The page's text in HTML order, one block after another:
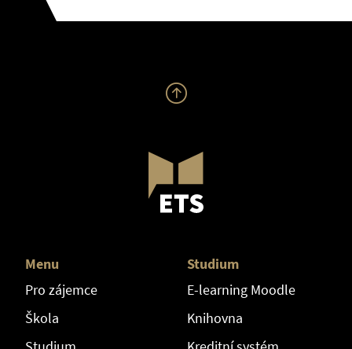
Menu
Pro zájemce
Škola
Studium
E-learning Moodle
Knihovna